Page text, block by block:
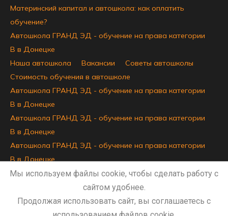
Материнский капитал и автошкола: как оплатить
обучение?
Автошкола ГРАНД ЭД - обучение на права категории
B в Донецке
Наша автошкола
Вакансии
Советы автошколы
Стоимость обучения в автошколе
Автошкола ГРАНД ЭД - обучение на права категории
B в Донецке
Автошкола ГРАНД ЭД - обучение на права категории
B в Донецке
Автошкола ГРАНД ЭД - обучение на права категории
B в Донецке
Автошкола ГРАНД ЭД - обучение на права категории
Сведения об образовательной организации
Мы используем файлы cookie, чтобы сделать работу с
сайтом удобнее.
Продолжая использовать сайт, вы соглашаетесь с